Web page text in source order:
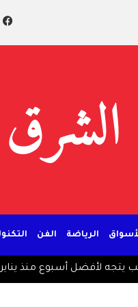
الرياضة الفن
أسبوع منذ يناير وسط ترقب